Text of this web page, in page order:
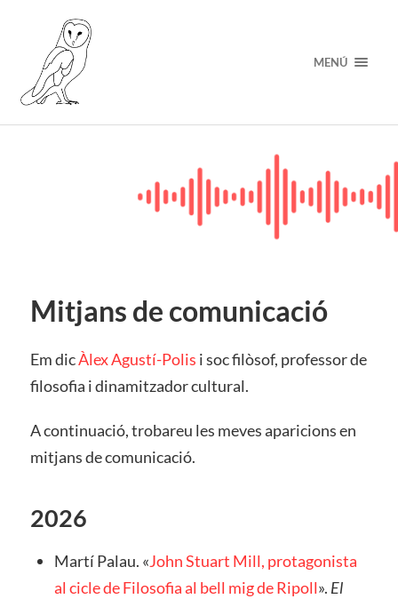
MENÚ
Mitjans de comunicació
Em dicÀlex Agustí-Polis i soc filòsof, professor de
filosofia i dinamitzador cultural.
A continuació, trobareu les meves aparicions en
mitjans de comunicació.
2026
Martí Palau. «John Stuart Mill, protagonista
al cicle de Filosofia al bell mig de Ripoll». El